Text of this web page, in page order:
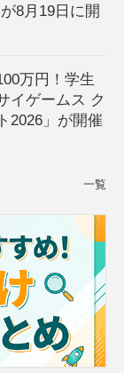
8月19日に開
万円！学生
イゲームス ク
2026」が開催
一覧